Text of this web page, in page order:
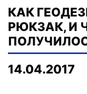
КАК
РЮКЗАК, И
14.04.2017